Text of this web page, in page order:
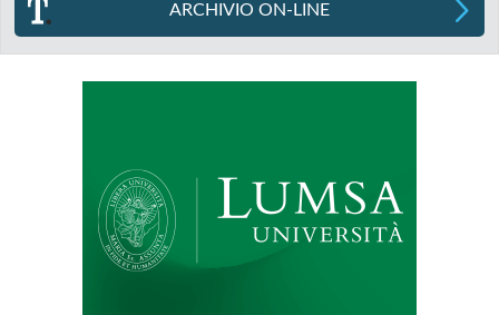
ARCHIVIO ON-LINE